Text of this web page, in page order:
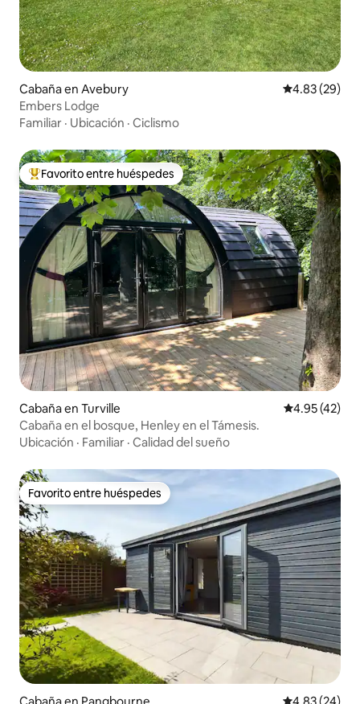
Cabaña en Avebury Calificación
4.83 (29)
Embers Lodge
Familiar · Ubicación · Ciclismo
Favorito entre huéspedes preferido
Favorito entre huéspedes
Cabaña en Turville Calificación
4.95 (42)
Cabaña en el bosque, Henley en el Támesis.
Ubicación · Familiar · Calidad del sueño
Favorito entre huéspedes
Favorito entre huéspedes